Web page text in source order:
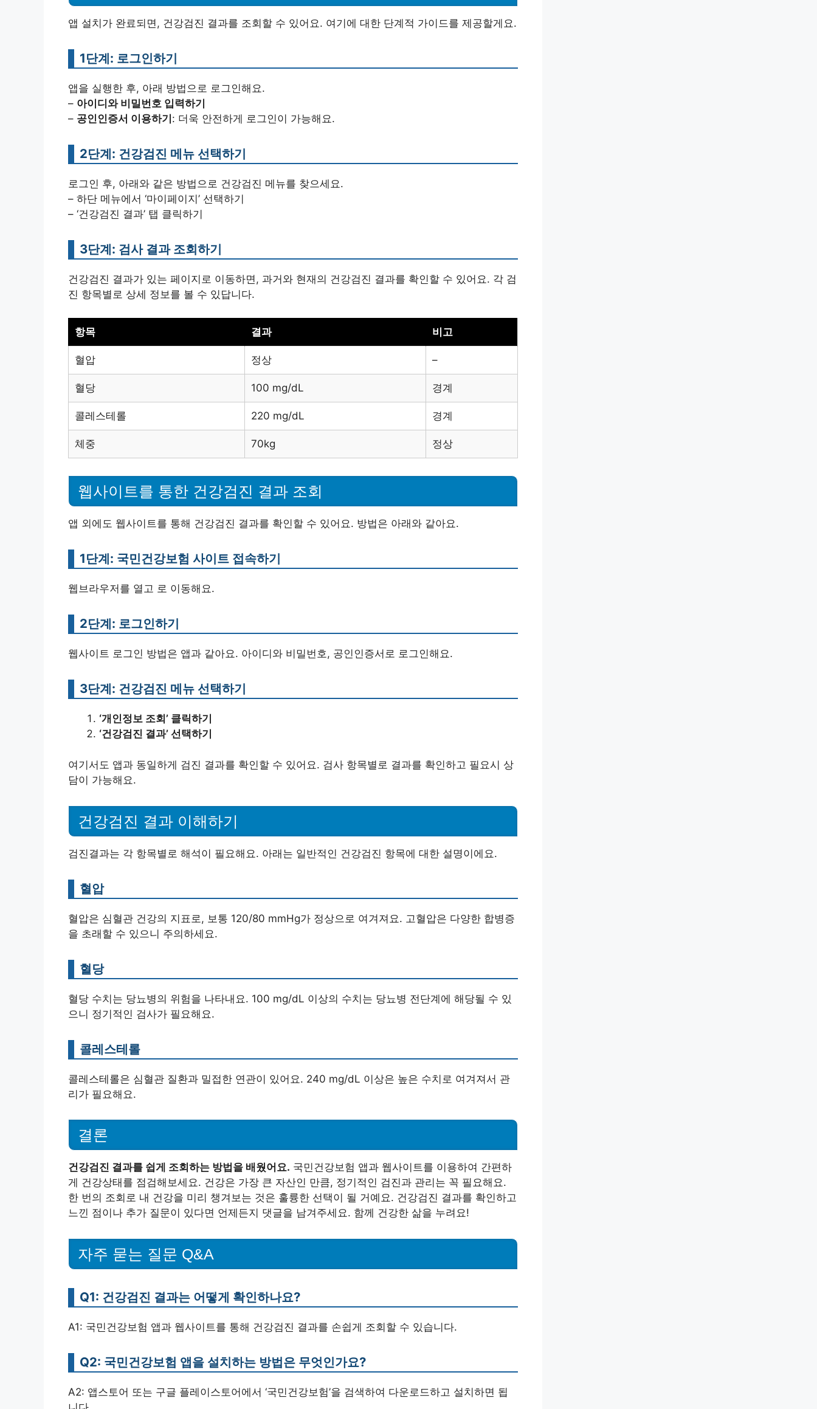
앱 설치가 완료되면, 건강검진 결과를 조회할 수 있어요. 여기에 대한 단계적 가이드를 제공할게요.
1단계: 로그인하기
앱을 실행한 후, 아래 방법으로 로그인해요.
– 아이디와 비밀번호 입력하기
– 공인인증서 이용하기 : 더욱 안전하게 로그인이 가능해요.
2단계: 건강검진 메뉴 선택하기
로그인 후, 아래와 같은 방법으로 건강검진 메뉴를 찾으세요.
– 하단 메뉴에서 ‘마이페이지’ 선택하기
– ‘건강검진 결과’ 탭 클릭하기
3단계: 검사 결과 조회하기
건강검진 결과가 있는 페이지로 이동하면, 과거와 현재의 건강검진 결과를 확인할 수 있어요. 각 검
진 항목별로 상세 정보를 볼 수 있답니다.
항목 결과 비고
혈압 정상 –
혈당 100 mg/dL 경계
콜레스테롤 220 mg/dL 경계
체중 70kg 정상
웹사이트를 통한 건강검진 결과 조회
앱 외에도 웹사이트를 통해 건강검진 결과를 확인할 수 있어요. 방법은 아래와 같아요.
1단계: 국민건강보험 사이트 접속하기
웹브라우저를 열고 로 이동해요.
2단계: 로그인하기
웹사이트 로그인 방법은 앱과 같아요. 아이디와 비밀번호, 공인인증서로 로그인해요.
3단계: 건강검진 메뉴 선택하기
‘개인정보 조회’ 클릭하기
‘건강검진 결과’ 선택하기
여기서도 앱과 동일하게 검진 결과를 확인할 수 있어요. 검사 항목별로 결과를 확인하고 필요시 상
담이 가능해요.
건강검진 결과 이해하기
검진결과는 각 항목별로 해석이 필요해요. 아래는 일반적인 건강검진 항목에 대한 설명이에요.
혈압
혈압은 심혈관 건강의 지표로, 보통 120/80 mmHg가 정상으로 여겨져요. 고혈압은 다양한 합병증
을 초래할 수 있으니 주의하세요.
혈당
혈당 수치는 당뇨병의 위험을 나타내요. 100 mg/dL 이상의 수치는 당뇨병 전단계에 해당될 수 있
으니 정기적인 검사가 필요해요.
콜레스테롤
콜레스테롤은 심혈관 질환과 밀접한 연관이 있어요. 240 mg/dL 이상은 높은 수치로 여겨져서 관
리가 필요해요.
결론
건강검진 결과를 쉽게 조회하는 방법을 배웠어요. 국민건강보험 앱과 웹사이트를 이용하여 간편하
게 건강상태를 점검해보세요. 건강은 가장 큰 자산인 만큼, 정기적인 검진과 관리는 꼭 필요해요.
한 번의 조회로 내 건강을 미리 챙겨보는 것은 훌륭한 선택이 될 거예요. 건강검진 결과를 확인하고
느낀 점이나 추가 질문이 있다면 언제든지 댓글을 남겨주세요. 함께 건강한 삶을 누려요!
자주 묻는 질문 Q&A
Q1: 건강검진 결과는 어떻게 확인하나요?
A1: 국민건강보험 앱과 웹사이트를 통해 건강검진 결과를 손쉽게 조회할 수 있습니다.
Q2: 국민건강보험 앱을 설치하는 방법은 무엇인가요?
A2: 앱스토어 또는 구글 플레이스토어에서 ‘국민건강보험’을 검색하여 다운로드하고 설치하면 됩